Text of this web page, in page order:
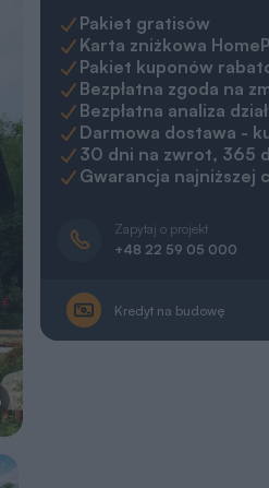
Pakiet gratisów
Karta zniżkowa
Pakiet kuponów
Bezpłatna zgoda na
Bezpłatna analiza
Darmowa dostawa -
30 dni na zwrot, 365
Gwarancja najniższej
Zapytaj o projekt
+48 22 59 05 000
Kredyt na budowę